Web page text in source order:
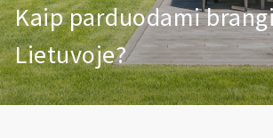
Kaip parduodami
Lietuvoje?